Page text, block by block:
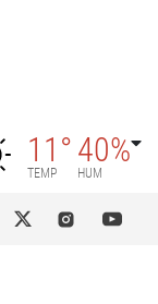
11°
TEMP
40%
HUM